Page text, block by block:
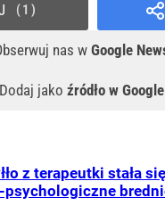
nas w Google
Dodaj jako źródło w Google
1
z terapeutki stała
psychologiczne